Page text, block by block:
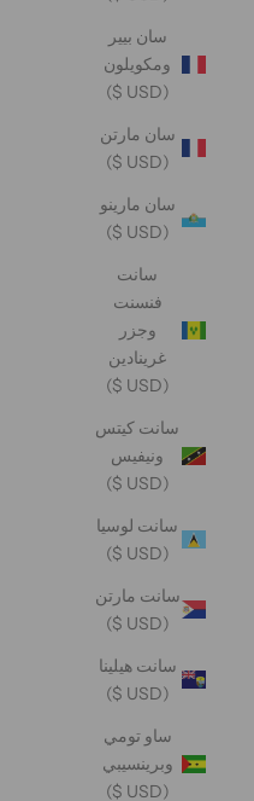
سان بيير
ومكويلون
(USD $)
سان مارتن
(USD $)
سان مارينو
(USD $)
سانت
فنسنت
وجزر
غرينادين
(USD $)
سانت كيتس
ونيفيس
(USD $)
سانت لوسيا
(USD $)
سانت مارتن
(USD $)
سانت هيلينا
(USD $)
ساو تومي
وبرينسيبي
(USD $)